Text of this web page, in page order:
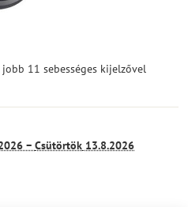
jobb 11 sebességes kijelzővel
− Csütörtök 13.8.2026